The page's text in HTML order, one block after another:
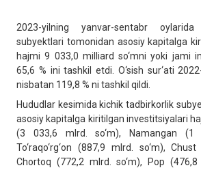
2023-yilning yanvar-sentabr
subyektlari tomonidan asosiy kapitalga
hajmi 9 033,0 milliard so‘mni yoki jami
65,6 % ini tashkil etdi. O‘sish sur‘ati
nisbatan 119,8 % ni tashkil qildi.
Hududlar kesimida kichik tadbirkorlik
asosiy kapitalga kiritilgan investitsiyalari
(3 033,6 mlrd. so‘m), Namangan (1
To‘raqo‘rg‘on (887,9 mlrd. so‘m),
Chortoq (772,2 mlrd. so‘m), Pop